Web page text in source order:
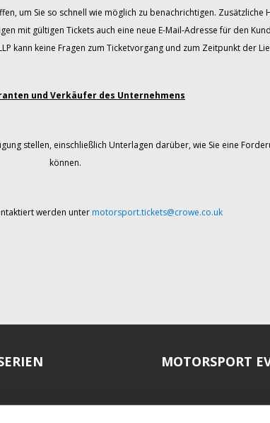
um Sie so schnell wie möglich zu benachrichtigen.
mit gültigen Tickets auch eine neue E-Mail-Adresse für den
kann keine Fragen zum Ticketvorgang und zum Zeitpunkt der
und Verkäufer des Unternehmens
stellen, einschließlich Unterlagen darüber, wie Sie eine
können.
werden unter motorsport.tickets@crowe.co.uk
MOTORSPORT